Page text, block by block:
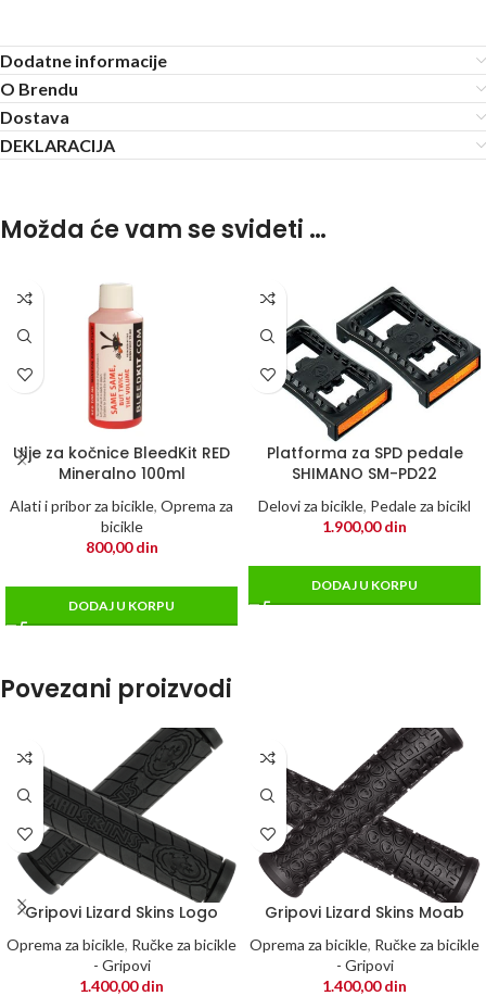
Dodatne informacije
O Brendu
Dostava
DEKLARACIJA
Možda će vam se svideti …
Ulje za kočnice BleedKit RED
Mineralno 100ml
Alati i pribor za bicikle, Oprema za
bicikle
800,00din
DODAJ U KORPU
Platforma za SPD pedale
SHIMANO SM-PD22
Delovi za bicikle, Pedale za bicikl
1.900,00din
DODAJ U KORPU
Povezani proizvodi
Gripovi Lizard Skins Logo
Oprema za bicikle, Ručke za bicikle
- Gripovi
1.400,00din
Gripovi Lizard Skins Moab
Oprema za bicikle, Ručke za bicikle
- Gripovi
1.400,00din